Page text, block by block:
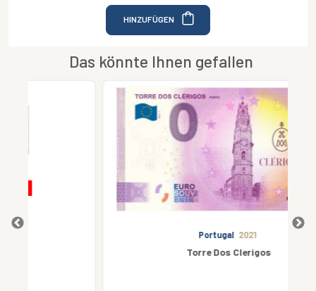
HINZUFÜGEN
Das könnte Ihnen gefallen
Torre Dos Clerigos